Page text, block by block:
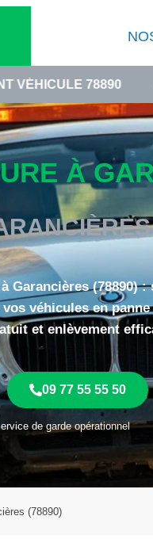
•
À
Garancières (78890)
véhicules en
et enlèvement
09 77 55 55 50
de garde opérationnel
(78890)